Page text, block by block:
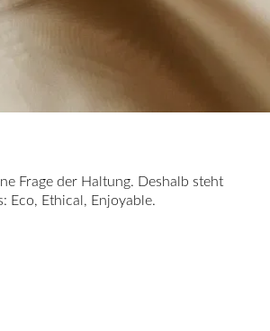
Frage der Haltung. Deshalb steht
Eco, Ethical, Enjoyable.